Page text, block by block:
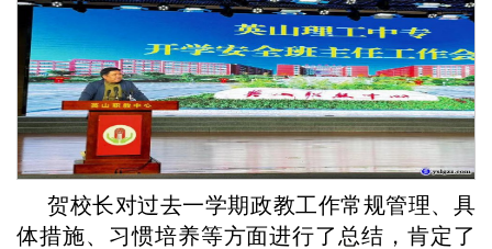
贺校长对过去一学期政教工作常规管理、具
体措施、习惯培养等方面进行了总结，肯定了